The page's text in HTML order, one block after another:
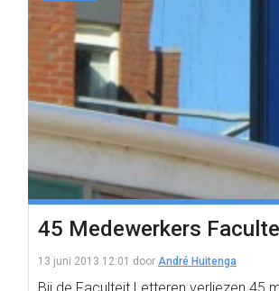
45 Medewerkers
13 juni 2013 12:01 door André Huitenga